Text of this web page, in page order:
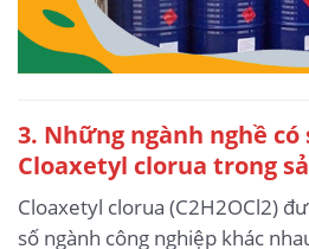
3. Những ngành nghề có
Cloaxetyl clorua trong
Cloaxetyl clorua (C2H2OCl2)
số ngành công nghiệp khác